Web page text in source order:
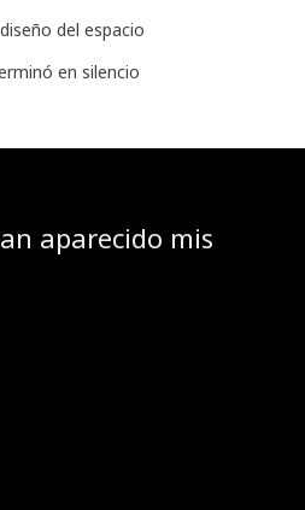
del espacio
en silencio
aparecido mis